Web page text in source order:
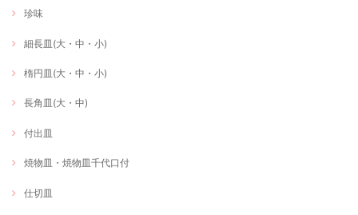
珍味
細長皿(大・中・小)
楕円皿(大・中・小)
長角皿(大・中)
付出皿
焼物皿・焼物皿千代口付
仕切皿